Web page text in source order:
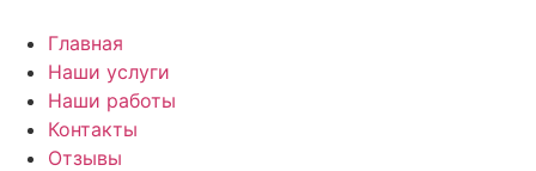
содержимому
Главная
Наши услуги
Наши работы
Контакты
Отзывы